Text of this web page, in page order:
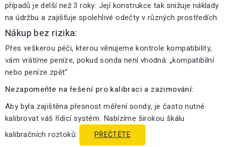
případů je delší než 3 roky. Její konstrukce tak snižuje náklady
na údržbu a zajišťuje spolehlivé odečty v různých prostředích.
Nákup bez rizika:
Přes veškerou péči, kterou věnujeme kontrole kompatibility,
vám vrátíme peníze, pokud sonda není vhodná: „kompatibilní
nebo peníze zpět“
Nezapomeňte na řešení pro kalibraci a zazimování:
Aby byla zajištěna přesnost měření sondy, je často nutné
kalibrovat váš řídicí systém. Nabízíme širokou škálu
kalibračních roztoků:
PŘEČTĚTE